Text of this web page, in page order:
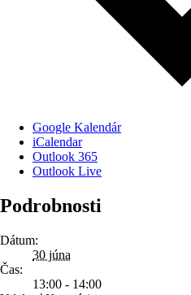
Google Kalendár
iCalendar
Outlook 365
Outlook Live
Podrobnosti
Dátum:
30 júna
Čas:
13:00 - 14:00